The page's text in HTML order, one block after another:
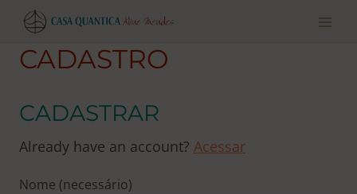
Pular
para
conteúdo
CADASTRO
CADASTRAR
Already have an account? Acessar
Nome (necessário)